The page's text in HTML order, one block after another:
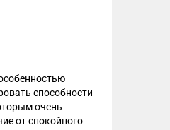
способности
очень
от спокойного